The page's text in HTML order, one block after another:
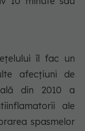
îl fac un
afecțiuni de
din 2010 a
ale
spasmelor